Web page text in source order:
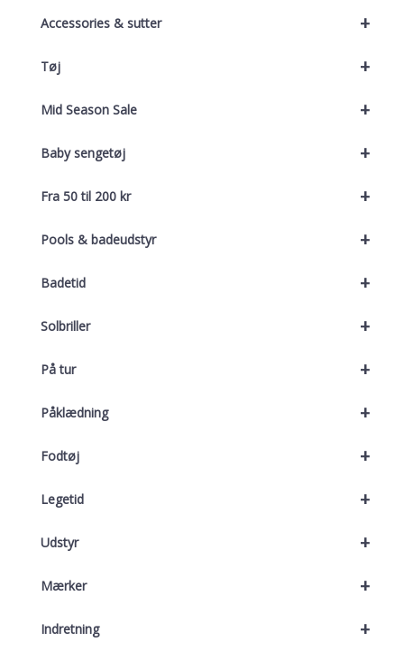
+
Accessories & sutter
+
Tøj
+
Mid Season Sale
+
Baby sengetøj
+
Fra 50 til 200 kr
+
Pools & badeudstyr
+
Badetid
+
Solbriller
+
På tur
+
Påklædning
+
Fodtøj
+
Legetid
+
Udstyr
+
Mærker
+
Indretning